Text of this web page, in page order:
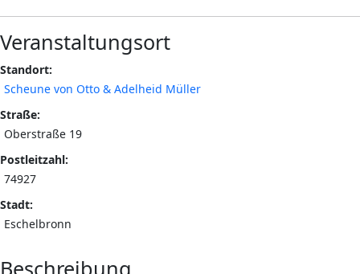
Veranstaltungsort
Standort:
Scheune von Otto & Adelheid Müller
Straße:
Oberstraße 19
Postleitzahl:
74927
Stadt:
Eschelbronn
Beschreibung